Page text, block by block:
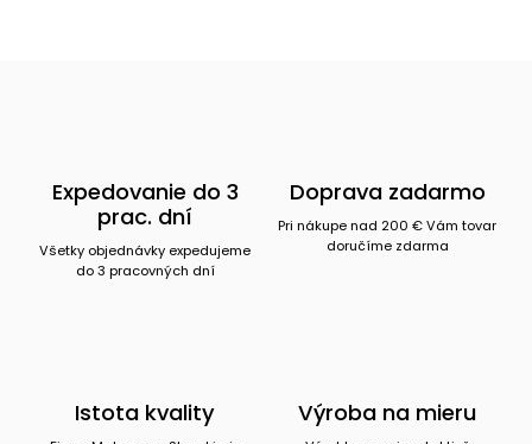
Expedovanie do 3
prac. dní
Všetky objednávky expedujeme
do 3 pracovných dní
Doprava zadarmo
Pri nákupe nad 200 € Vám tovar
doručíme zdarma
Istota kvality Výroba na mieru